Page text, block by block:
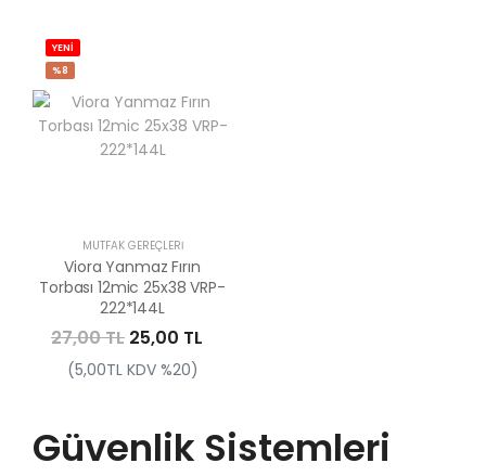
YENİ
%8
MUTFAK GEREÇLERI
Viora Yanmaz Fırın
Torbası 12mic 25x38 VRP-
222*144L
27,00 TL 25,00 TL
(5,00TL KDV %20)
Güvenlik Sistemleri